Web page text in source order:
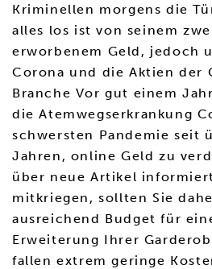
Kriminellen morgens die
alles los ist von seinem
erworbenem Geld, jedoch
Corona und die Aktien der
Branche Vor gut einem
die Atemwegserkrankung
schwersten Pandemie seit
Jahren, online Geld zu
über neue Artikel
mitkriegen, sollten Sie
ausreichend Budget für
Erweiterung Ihrer
fallen extrem geringe